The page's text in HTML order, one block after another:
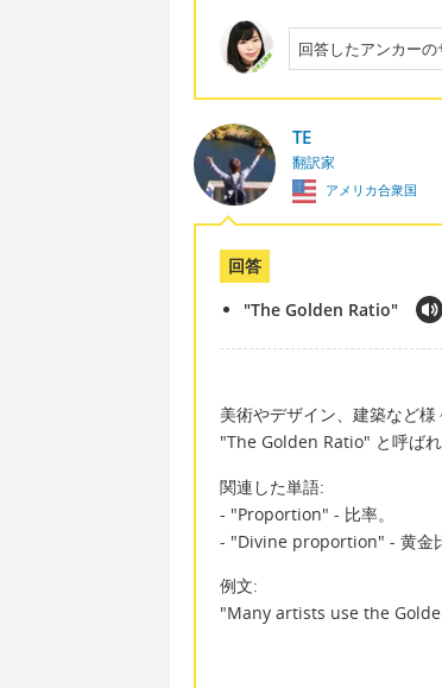
回答したアンカーの
TE
翻訳家
アメリカ合衆国
回答
"The Golden Ratio"
美術やデザイン、建築など
"The Golden Ratio" と呼ばれ
関連した単語:
- "Proportion" - 比率。
- "Divine proportion" - 黄金
例文:
"Many artists use the